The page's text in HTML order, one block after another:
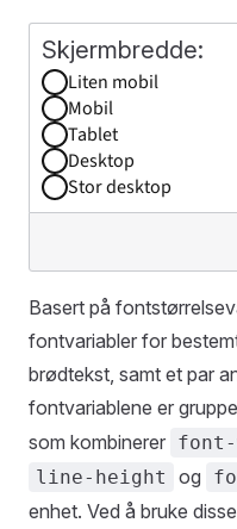
Liten mobil
Mobil
Tablet
Desktop
Stor desktop
Basert på
fontvariabler for
brødtekst, samt et par
fontvariablene er
som kombinerer font-
line-height og
enhet. Ved å bruke